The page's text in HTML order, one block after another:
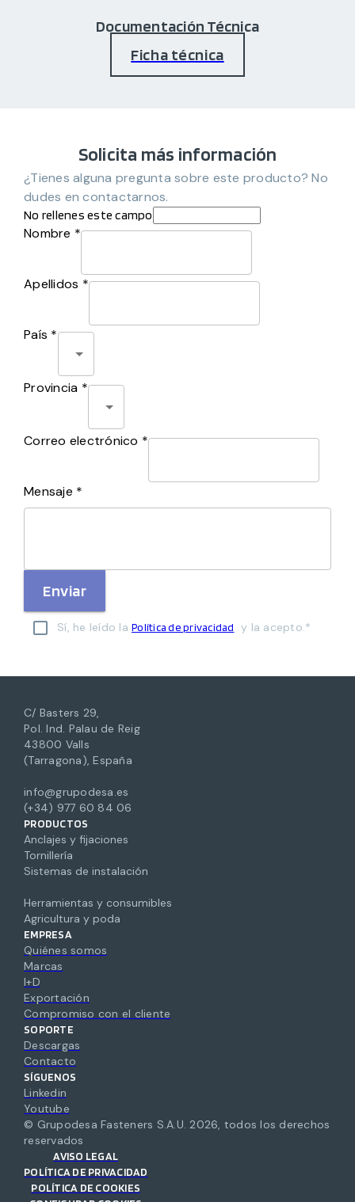
Documentación Técnica
Ficha técnica
Solicita más información
¿Tienes alguna pregunta sobre este producto? No
dudes en contactarnos.
No rellenes este campo
Nombre *
Apellidos *
País *
Provincia *
Correo electrónico *
Mensaje *
Enviar
Sí, he leído la Política de privacidad y la acepto.*
C/ Basters 29,
Pol. Ind. Palau de Reig
43800 Valls
(Tarragona), España
info@grupodesa.es
(+34) 977 60 84 06
PRODUCTOS
Anclajes y fijaciones
Tornillería
Sistemas de instalación
Herramientas y consumibles
Agricultura y poda
EMPRESA
Quiénes somos
Marcas
I+D
Exportación
Compromiso con el cliente
SOPORTE
Descargas
Contacto
SÍGUENOS
Linkedin
Youtube
© Grupodesa Fasteners S.A.U. 2026, todos los derechos
reservados
AVISO LEGAL
POLÍTICA DE PRIVACIDAD
POLÍTICA DE COOKIES